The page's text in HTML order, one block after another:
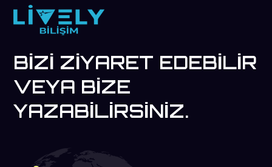
BIZI ZIYARET EDEBILIR
VEYA BIZE
YAZABILIRSINIZ.